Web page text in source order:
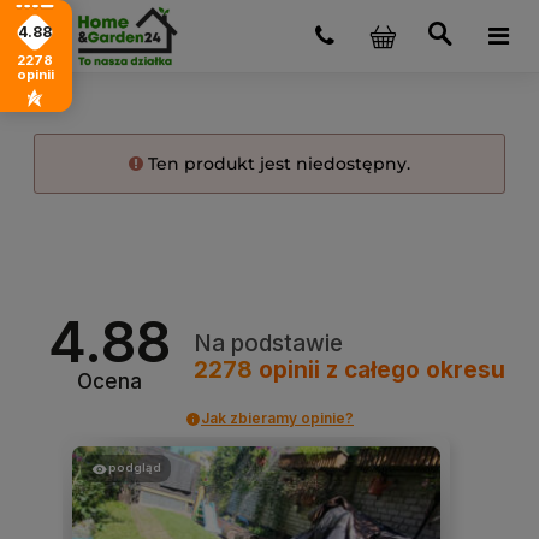
Ten produkt jest niedostępny.
4.88
Ocena
Na podstawie
2278 opinii z całego okresu
Jak zbieramy opinie?
podgląd
4.88
2278
opinii